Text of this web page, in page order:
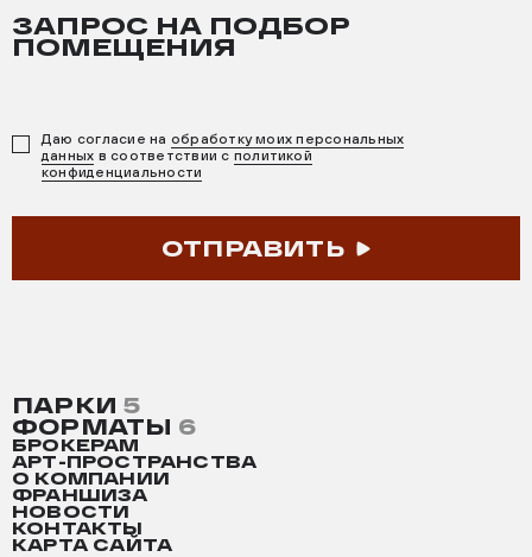
ПАРКИ 5
ФОРМАТЫ 6
БРОКЕРАМ
АРТ-ПРОСТРАНСТВА
О КОМПАНИИ
ФРАНШИЗА
НОВОСТИ
КОНТАКТЫ
КАРТА САЙТА
ЗАПРОС НА ПОДБОР
ПОМЕЩЕНИЯ
Даю согласие на обработку моих персональных
данных в соответствии с политикой
конфиденциальности
ОТПРАВИТЬ